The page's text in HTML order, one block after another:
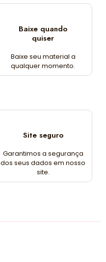
Baixe quando
quiser
Baixe seu material a
qualquer momento.
Site seguro
Garantimos a segurança
dos seus dados em nosso
site.